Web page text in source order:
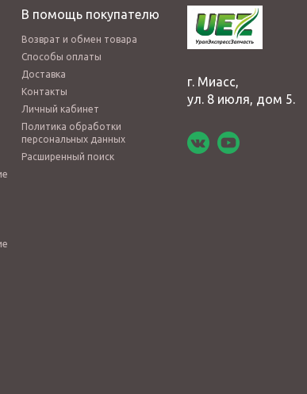
В помощь покупателю
Возврат и обмен товара
Способы оплаты
Доставка
Контакты
Личный кабинет
Политика обработки
персональных данных
Расширенный поиск
г. Миасс,
ул. 8 июля, дом 5.